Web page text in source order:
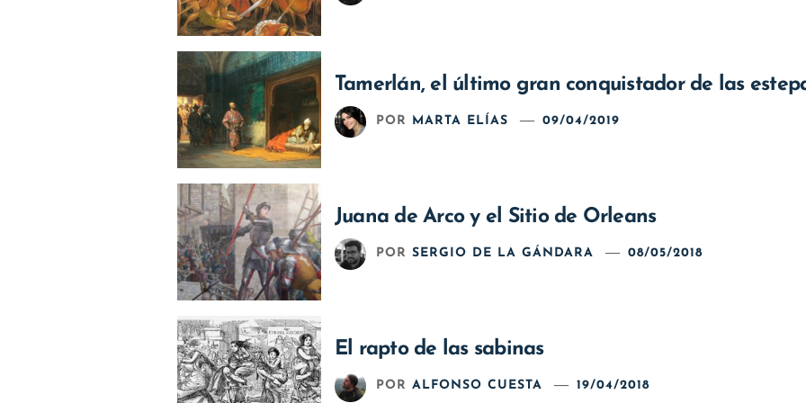
Tamerlán, el último gran conquistador de las
POR MARTA ELÍAS 09/04/2019
Juana de Arco y el Sitio de Orleans
POR SERGIO DE LA GÁNDARA 08/05/2018
El rapto de las sabinas
POR ALFONSO CUESTA 19/04/2018